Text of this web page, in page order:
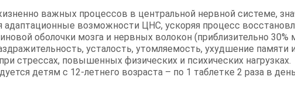
важных процессов в центральной нервной системе,
возможности ЦНС, ускоряя процесс
оболочки мозга и нервных волокон (приблизительно 30%
усталость, утомляемость, ухудшение памяти
стрессах, повышенных физических и психических нагрузках.
детям с 12-летнего возраста – по 1 таблетке 2 раза в